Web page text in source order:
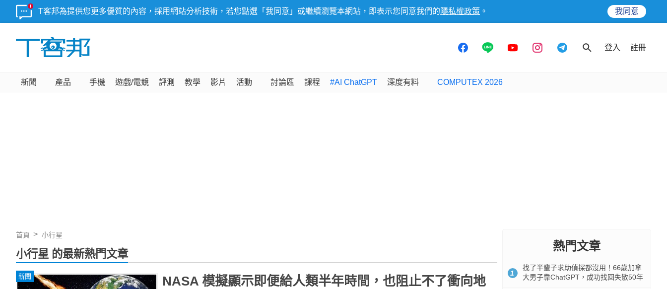
T客邦為提供您更多優質的內容，採用網站分析技術，若您點選「我同意」或繼續瀏覽本網站，即表示您同意我們的 隱私權政策 。 我同意
登入 註冊
新聞 產品 手機 遊戲/電競 評測 教學 影片 活動 討論區 課程 #AI ChatGPT 深度有料 COMPUTEX 2026
首頁 小行星
小行星 的最新熱門文章
新聞
NASA 模擬顯示即便給人類半年時間，也阻止不了衝向地
熱門文章
1
找了半輩子求助偵探都沒用！66歲加拿
大男子靠ChatGPT，成功找回失散50年